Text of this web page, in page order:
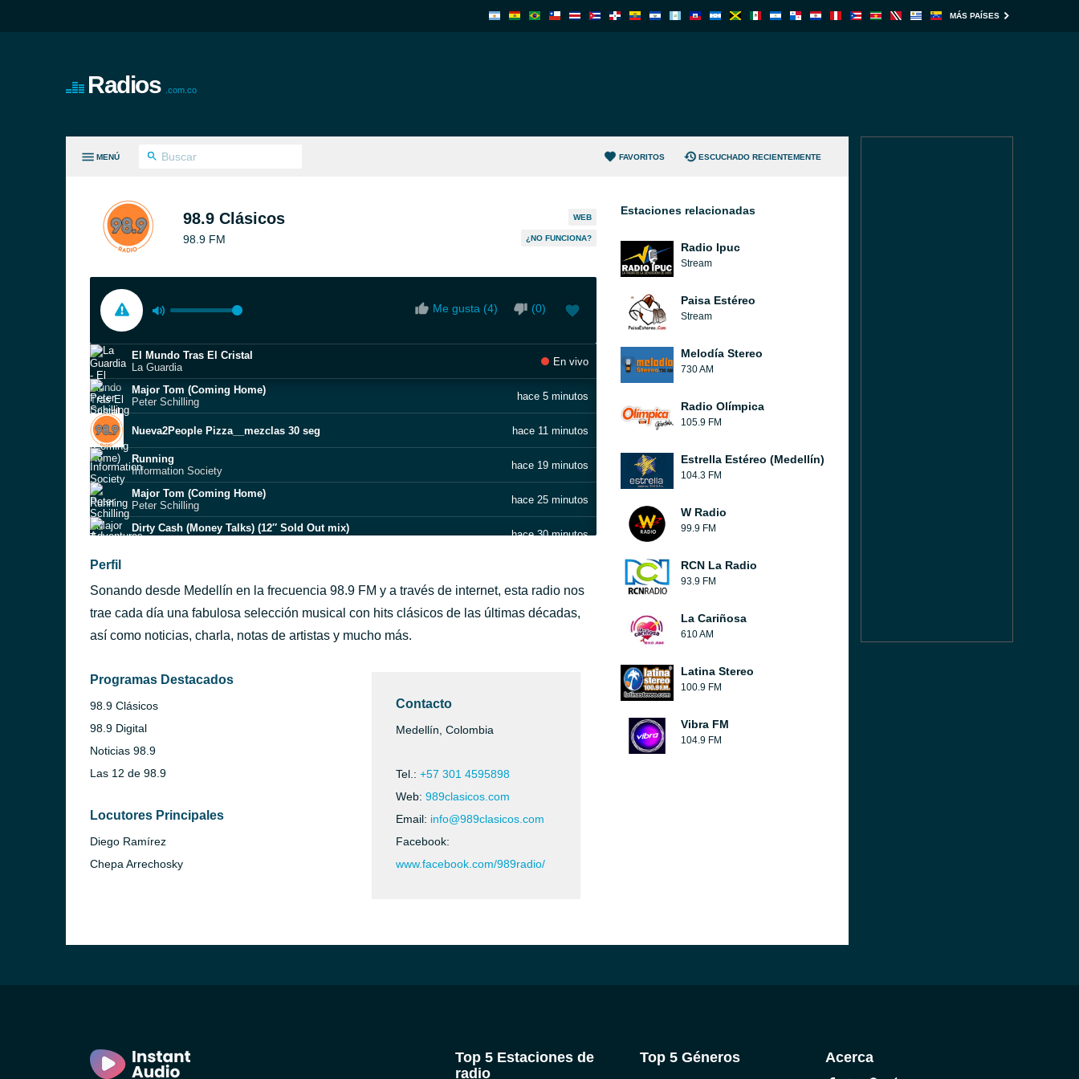
MÁS PAÍSES
Radios .com.co
MENÚ FAVORITOS ESCUCHADO RECIENTEMENTE
98.9 Clásicos
98.9 FM
WEB
¿NO FUNCIONA?
Me gusta (4) (0)
El Mundo Tras El Cristal
La Guardia
En vivo
Major Tom (Coming Home)
Peter Schilling
hace 5 minutos
Nueva2People Pizza__mezclas 30 seg hace 11 minutos
Running
Information Society
hace 19 minutos
Major Tom (Coming Home)
Peter Schilling
hace 25 minutos
Dirty Cash (Money Talks) (12″ Sold Out mix)
hace 30 minutos
Maniac
Michael Sembello
Suicide Blonde
INXS
Alphaville
Perfil
Sonando desde Medellín en la frecuencia 98.9 FM y a través de internet, esta radio nos
trae cada día una fabulosa selección musical con hits clásicos de las últimas décadas,
así como noticias, charla, notas de artistas y mucho más.
Programas Destacados
98.9 Clásicos
98.9 Digital
Noticias 98.9
Las 12 de 98.9
Locutores Principales
Diego Ramírez
Chepa Arrechosky
Contacto
Medellín, Colombia
Tel.: +57 301 4595898
Web: 989clasicos.com
Email: info@989clasicos.com
Facebook:
www.facebook.com/989radio/
Estaciones relacionadas
Radio Ipuc
Stream
Paisa Estéreo
Stream
Melodía Stereo
730 AM
Radio Olímpica
105.9 FM
Estrella Estéreo (Medellín)
104.3 FM
W Radio
99.9 FM
RCN La Radio
93.9 FM
La Cariñosa
610 AM
Latina Stereo
100.9 FM
Vibra FM
104.9 FM
Top 5 Estaciones de
radio
Top 5 Géneros Acerca